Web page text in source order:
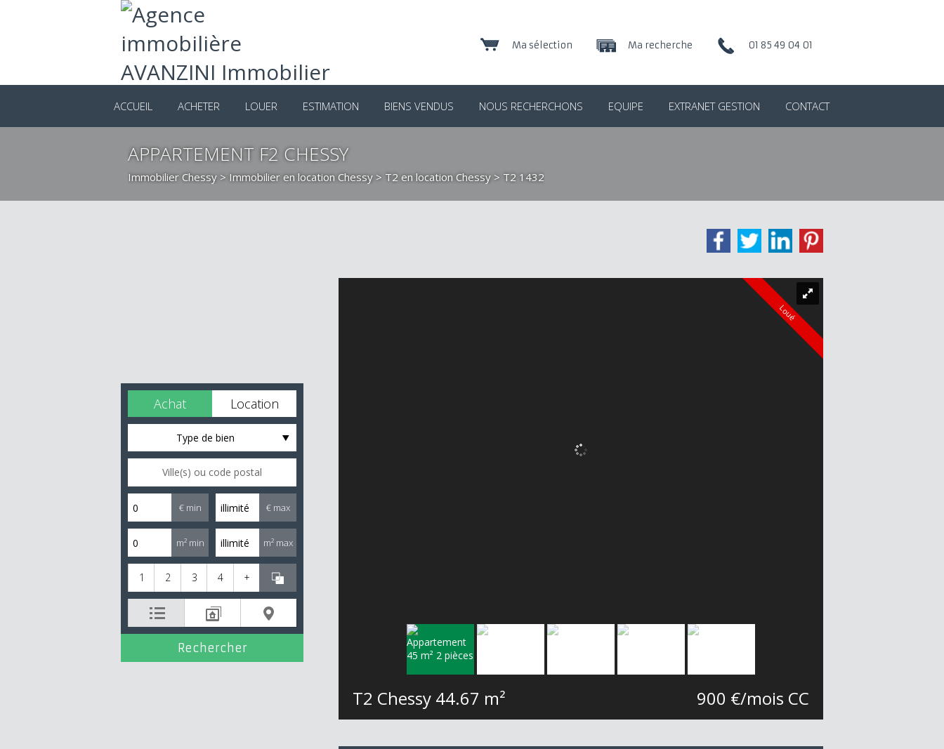
01 85 49 04 01
Ma recherche
Ma sélection
ACCUEIL ACHETER LOUER ESTIMATION BIENS VENDUS NOUS RECHERCHONS EQUIPE EXTRANET GESTION CONTACT
APPARTEMENT F2 CHESSY
Immobilier Chessy > Immobilier en location Chessy > T2 en location Chessy > T2 1432
Achat Location
Type de bien
€ min € max
m² min m² max
1 2 3 4 +
Loué
T2 Chessy 44.67 m² 900 €/mois CC